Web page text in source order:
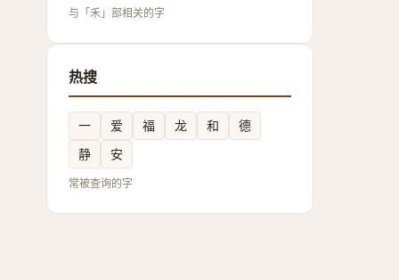
与「禾」部相关的字
热搜
一 爱 福 龙 和
德
静
安
常被查询的字